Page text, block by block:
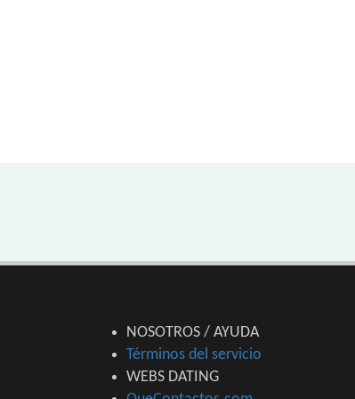
NOSOTROS / AYUDA
Términos del servicio
WEBS DATING